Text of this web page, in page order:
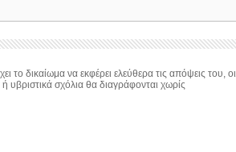
το δικαίωμα να εκφέρει ελεύθερα τις απόψεις του, οι
υβριστικά σχόλια θα διαγράφονται χωρίς